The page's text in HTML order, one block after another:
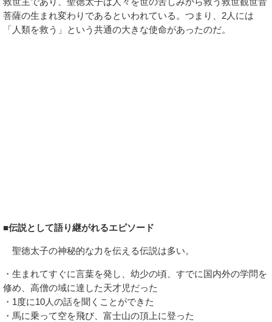
菩薩の生まれ変わりであるといわれている。つまり、2人には
「人類を救う」という共通の大きな使命があったのだ。
■伝説として語り継がれるエピソード
聖徳太子の神秘的な力を伝える伝説は多い。
・生まれてすぐに言葉を発し、幼少の頃、すでに国内外の学問を
修め、高僧の域に達した天才児だった
・1度に10人の話を聞くことができた
・馬に乗って空を飛び、富士山の頂上に登った